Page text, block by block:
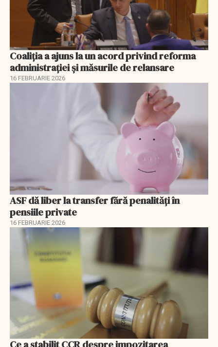
Coaliția a ajuns la un acord privind reforma
administrației și măsurile de relansare
16 FEBRUARIE 2026
ASF dă liber la transfer fără penalități în
pensiile private
16 FEBRUARIE 2026